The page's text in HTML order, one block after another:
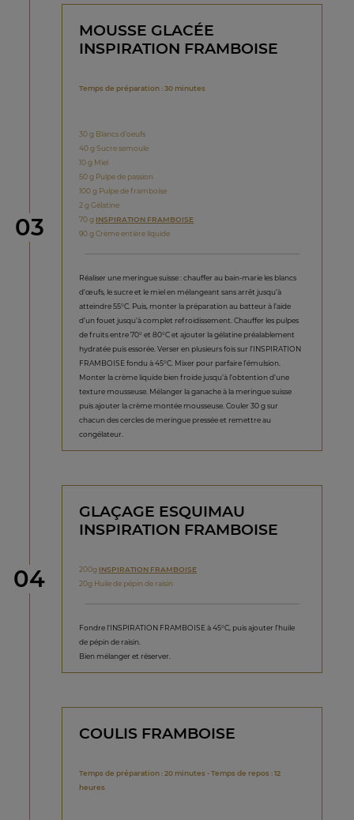
étape
03
MOUSSE GLACÉE
INSPIRATION FRAMBOISE
Temps de préparation : 30 minutes
30 g Blancs d’oeufs
40 g Sucre semoule
10 g Miel
50 g Pulpe de passion
100 g Pulpe de framboise
2 g Gélatine
70 g INSPIRATION FRAMBOISE
90 g Crème entière liquide
Réaliser une meringue suisse : chauffer au bain-marie les blancs
d’œufs, le sucre et le miel en mélangeant sans arrêt jusqu’à
atteindre 55°C. Puis, monter la préparation au batteur à l’aide
d’un fouet jusqu’à complet refroidissement. Chauffer les pulpes
de fruits entre 70° et 80°C et ajouter la gélatine préalablement
hydratée puis essorée. Verser en plusieurs fois sur l’INSPIRATION
FRAMBOISE fondu à 45°C. Mixer pour parfaire l’émulsion.
Monter la crème liquide bien froide jusqu’à l’obtention d’une
texture mousseuse. Mélanger la ganache à la meringue suisse
puis ajouter la crème montée mousseuse. Couler 30 g sur
chacun des cercles de meringue pressée et remettre au
congélateur.
étape
04
GLAÇAGE ESQUIMAU
INSPIRATION FRAMBOISE
200g INSPIRATION FRAMBOISE
20g Huile de pépin de raisin
Fondre l’INSPIRATION FRAMBOISE à 45°C, puis ajouter l’huile
de pépin de raisin.
Bien mélanger et réserver.
COULIS FRAMBOISE
Temps de préparation : 20 minutes - Temps de repos : 12
heures